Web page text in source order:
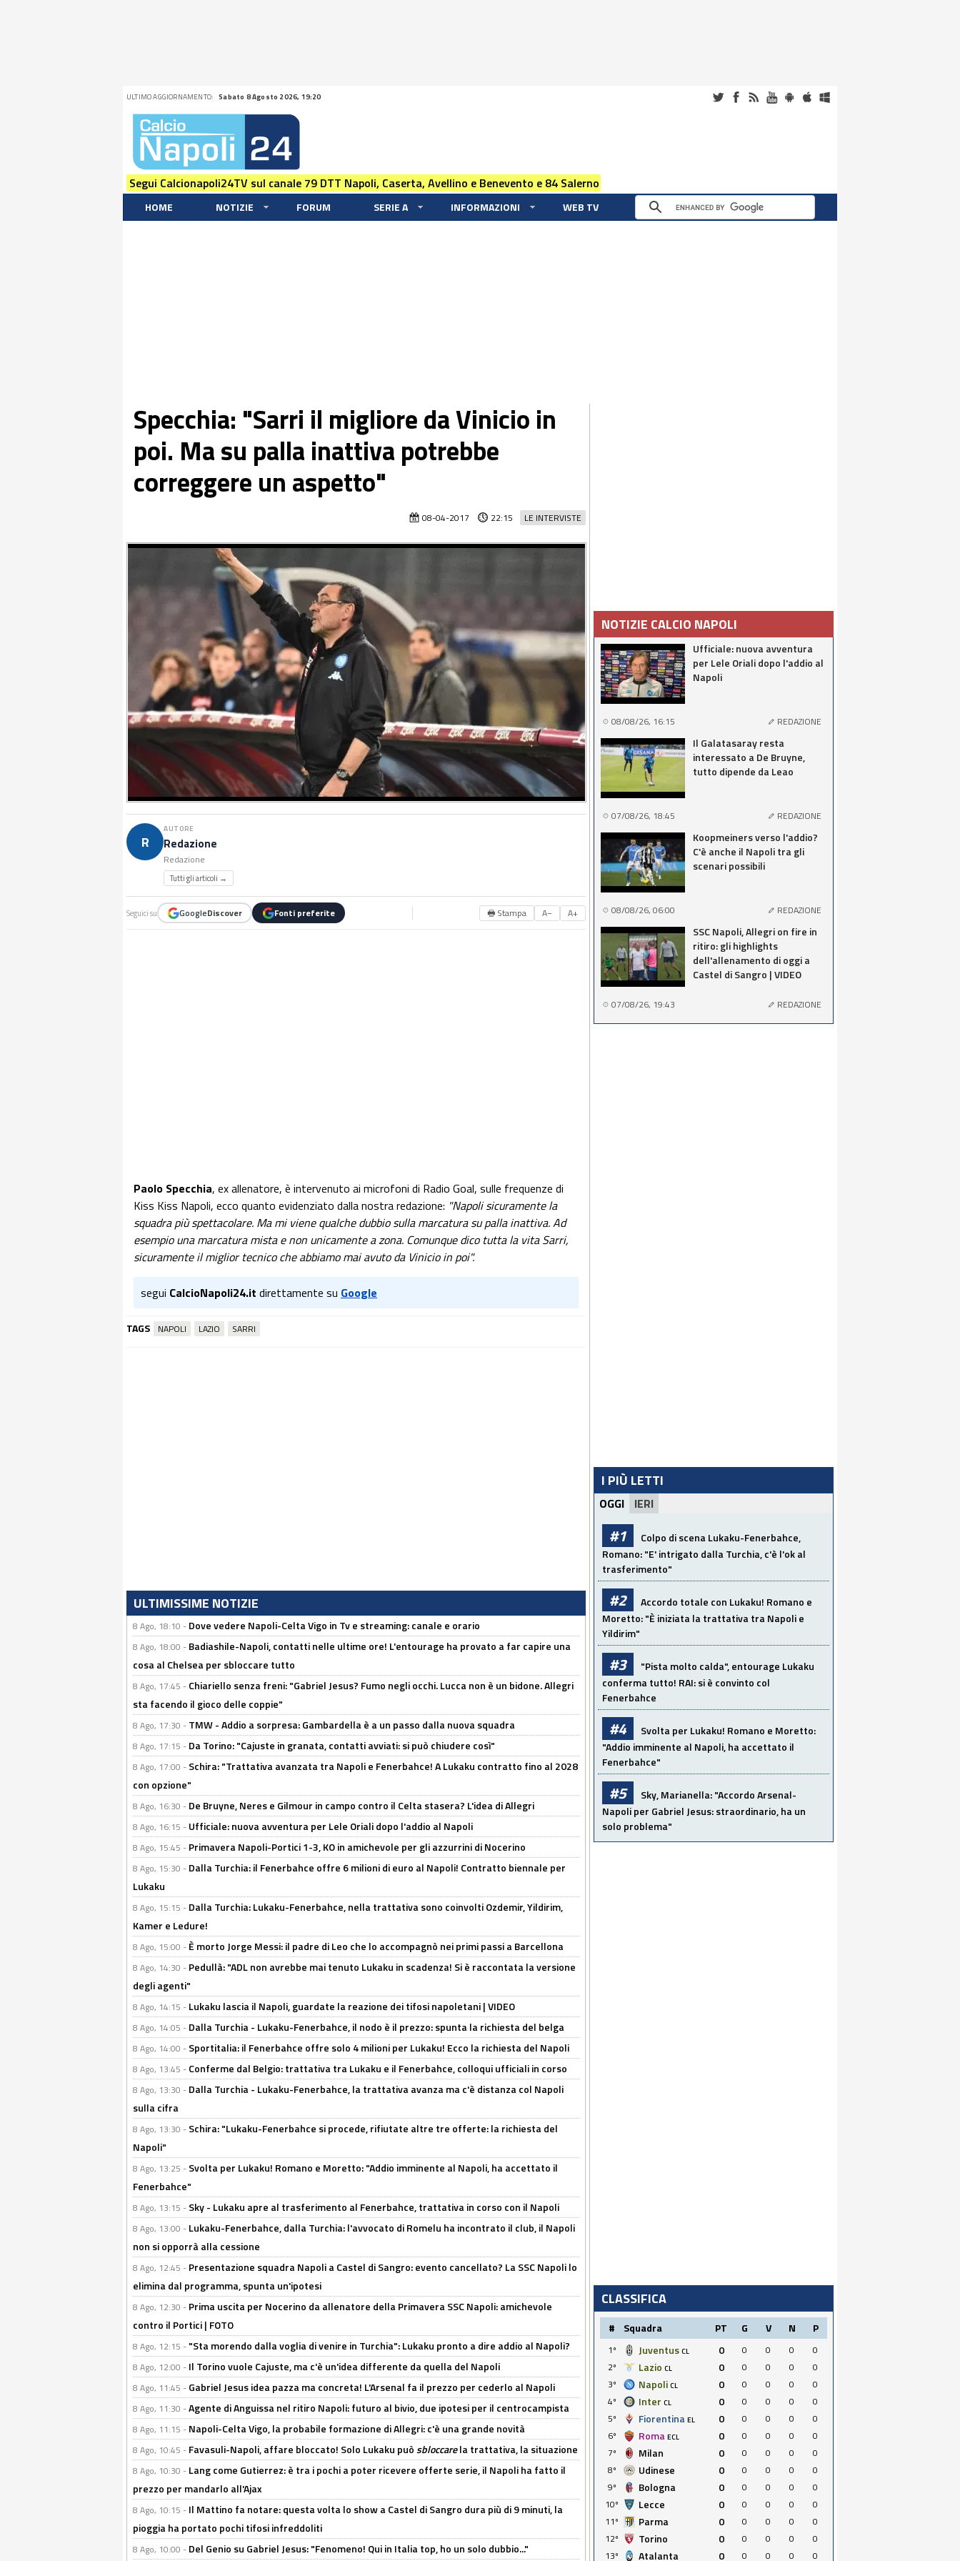
ULTIMO AGGIORNAMENTO: Sabato 8 Agosto 2026, 19:20
Segui Calcionapoli24TV sul canale 79 DTT Napoli, Caserta, Avellino e Benevento e 84 Salerno
HOME NOTIZIE FORUM SERIE A INFORMAZIONI WEB TV
Specchia: "Sarri il migliore da Vinicio in
poi. Ma su palla inattiva potrebbe
correggere un aspetto"
LE INTERVISTE
08-04-2017 22:15
R
AUTORE
Redazione
Redazione
Tutti gli articoli →
Seguici su GoogleDiscover Fonti preferite 🖶 Stampa A− A+
Paolo Specchia, ex allenatore, è intervenuto ai microfoni di Radio Goal, sulle frequenze di
Kiss Kiss Napoli, ecco quanto evidenziato dalla nostra redazione: "Napoli sicuramente la
squadra più spettacolare. Ma mi viene qualche dubbio sulla marcatura su palla inattiva. Ad
esempio una marcatura mista e non unicamente a zona. Comunque dico tutta la vita Sarri,
sicuramente il miglior tecnico che abbiamo mai avuto da Vinicio in poi".
segui CalcioNapoli24.it direttamente su Google
TAGS NAPOLI LAZIO SARRI
ULTIMISSIME NOTIZIE
8 Ago, 18:10 - Dove vedere Napoli-Celta Vigo in Tv e streaming: canale e orario
8 Ago, 18:00 - Badiashile-Napoli, contatti nelle ultime ore! L'entourage ha provato a far capire una
cosa al Chelsea per sbloccare tutto
8 Ago, 17:45 - Chiariello senza freni: "Gabriel Jesus? Fumo negli occhi. Lucca non è un bidone. Allegri
sta facendo il gioco delle coppie"
8 Ago, 17:30 - TMW - Addio a sorpresa: Gambardella è a un passo dalla nuova squadra
8 Ago, 17:15 - Da Torino: "Cajuste in granata, contatti avviati: si può chiudere così"
8 Ago, 17:00 - Schira: "Trattativa avanzata tra Napoli e Fenerbahce! A Lukaku contratto fino al 2028
con opzione"
8 Ago, 16:30 - De Bruyne, Neres e Gilmour in campo contro il Celta stasera? L'idea di Allegri
8 Ago, 16:15 - Ufficiale: nuova avventura per Lele Oriali dopo l'addio al Napoli
8 Ago, 15:45 - Primavera Napoli-Portici 1-3, KO in amichevole per gli azzurrini di Nocerino
8 Ago, 15:30 - Dalla Turchia: il Fenerbahce offre 6 milioni di euro al Napoli! Contratto biennale per
Lukaku
8 Ago, 15:15 - Dalla Turchia: Lukaku-Fenerbahce, nella trattativa sono coinvolti Ozdemir, Yildirim,
Kamer e Ledure!
8 Ago, 15:00 - È morto Jorge Messi: il padre di Leo che lo accompagnò nei primi passi a Barcellona
8 Ago, 14:30 - Pedullà: "ADL non avrebbe mai tenuto Lukaku in scadenza! Si è raccontata la versione
degli agenti"
8 Ago, 14:15 - Lukaku lascia il Napoli, guardate la reazione dei tifosi napoletani | VIDEO
8 Ago, 14:05 - Dalla Turchia - Lukaku-Fenerbahce, il nodo è il prezzo: spunta la richiesta del belga
8 Ago, 14:00 - Sportitalia: il Fenerbahce offre solo 4 milioni per Lukaku! Ecco la richiesta del Napoli
8 Ago, 13:45 - Conferme dal Belgio: trattativa tra Lukaku e il Fenerbahce, colloqui ufficiali in corso
8 Ago, 13:30 - Dalla Turchia - Lukaku-Fenerbahce, la trattativa avanza ma c'è distanza col Napoli
sulla cifra
8 Ago, 13:30 - Schira: "Lukaku-Fenerbahce si procede, rifiutate altre tre offerte: la richiesta del
Napoli"
8 Ago, 13:25 - Svolta per Lukaku! Romano e Moretto: "Addio imminente al Napoli, ha accettato il
Fenerbahce"
8 Ago, 13:15 - Sky - Lukaku apre al trasferimento al Fenerbahce, trattativa in corso con il Napoli
8 Ago, 13:00 - Lukaku-Fenerbahce, dalla Turchia: l'avvocato di Romelu ha incontrato il club, il Napoli
non si opporrà alla cessione
8 Ago, 12:45 - Presentazione squadra Napoli a Castel di Sangro: evento cancellato? La SSC Napoli lo
elimina dal programma, spunta un'ipotesi
8 Ago, 12:30 - Prima uscita per Nocerino da allenatore della Primavera SSC Napoli: amichevole
contro il Portici | FOTO
8 Ago, 12:15 - "Sta morendo dalla voglia di venire in Turchia": Lukaku pronto a dire addio al Napoli?
8 Ago, 12:00 - Il Torino vuole Cajuste, ma c'è un'idea differente da quella del Napoli
8 Ago, 11:45 - Gabriel Jesus idea pazza ma concreta! L'Arsenal fa il prezzo per cederlo al Napoli
8 Ago, 11:30 -Agente di Anguissa nel ritiro Napoli: futuro al bivio, due ipotesi per il centrocampista
8 Ago, 11:15 - Napoli-Celta Vigo, la probabile formazione di Allegri: c'è una grande novità
8 Ago, 10:45 - Favasuli-Napoli, affare bloccato! Solo Lukaku puòsbloccarela trattativa, la situazione
8 Ago, 10:30 - Lang come Gutierrez: è tra i pochi a poter ricevere offerte serie, il Napoli ha fatto il
prezzo per mandarlo all'Ajax
8 Ago, 10:15 - Il Mattino fa notare: questa volta lo show a Castel di Sangro dura più di 9 minuti, la
pioggia ha portato pochi tifosi infreddoliti
8 Ago, 10:00 - Del Genio su Gabriel Jesus: "Fenomeno! Qui in Italia top, ho un solo dubbio..."
NOTIZIE CALCIO NAPOLI
Ufficiale: nuova avventura
per Lele Oriali dopo l'addio al
Napoli
08/08/26, 16:15 REDAZIONE
Il Galatasaray resta
interessato a De Bruyne,
tutto dipende da Leao
07/08/26, 18:45 REDAZIONE
Koopmeiners verso l'addio?
C'è anche il Napoli tra gli
scenari possibili
08/08/26, 06:00 REDAZIONE
SSC Napoli, Allegri on fire in
ritiro: gli highlights
dell'allenamento di oggi a
Castel di Sangro | VIDEO
07/08/26, 19:43 REDAZIONE
I PIÙ LETTI
OGGI IERI
#1
Colpo di scena Lukaku-Fenerbahce,
Romano: "E' intrigato dalla Turchia, c'è l'ok al
trasferimento"
#2
Accordo totale con Lukaku! Romano e
Moretto: "È iniziata la trattativa tra Napoli e
Yildirim"
#3
"Pista molto calda", entourage Lukaku
conferma tutto! RAI: si è convinto col
Fenerbahce
#4
Svolta per Lukaku! Romano e Moretto:
"Addio imminente al Napoli, ha accettato il
Fenerbahce"
#5
Sky, Marianella: "Accordo Arsenal-
Napoli per Gabriel Jesus: straordinario, ha un
solo problema"
CLASSIFICA
# Squadra PT G V N P
1º Juventus CL 0 0 0 0
0
2º
Lazio CL 0 0 0 0
0
3º
Napoli CL 0 0 0 0
0
4º
Inter CL 0 0 0 0
0
5º
Fiorentina EL 0 0 0 0
0
6º
Roma ECL 0 0 0 0
0
7º
Milan 0 0 0 0
0
8º
Udinese 0 0 0 0
0
9º
Bologna 0 0 0 0
0
10º
Lecce 0 0 0 0
0
11º
Parma 0 0 0 0
0
12º
Torino 0 0 0 0
0
13º
Atalanta 0 0 0 0 0